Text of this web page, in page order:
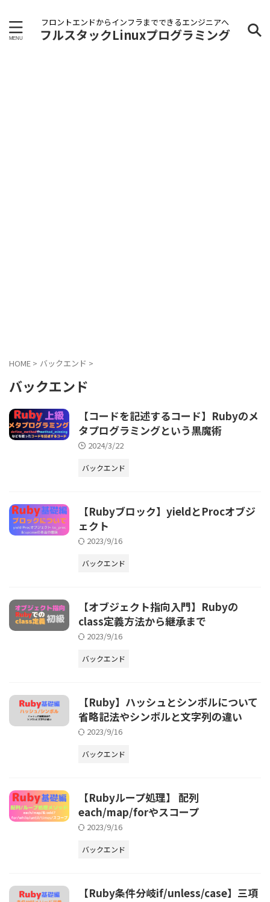
フロントエンドからインフラまでできるエンジニアへ
フルスタックLinuxプログラミング
HOME > バックエンド >
バックエンド
【コードを記述するコード】Rubyのメ
タプログラミングという黒魔術
2024/3/22
バックエンド
【Rubyブロック】yieldとProcオブジ
ェクト
2023/9/16
バックエンド
【オブジェクト指向入門】Rubyの
class定義方法から継承まで
2023/9/16
バックエンド
【Ruby】ハッシュとシンボルについて
省略記法やシンボルと文字列の違い
2023/9/16
バックエンド
【Rubyループ処理】 配列
each/map/forやスコープ
2023/9/16
バックエンド
【Ruby条件分岐if/unless/case】三項